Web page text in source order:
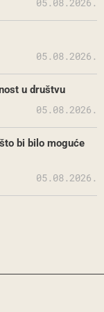
05.08.2026.
u društvu
05.08.2026.
bi bilo moguće
05.08.2026.